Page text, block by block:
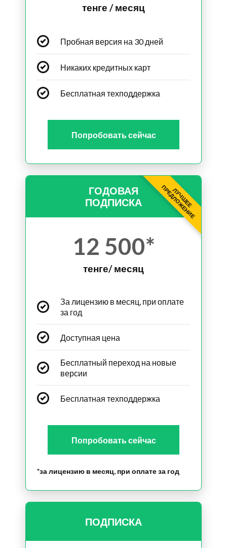
тенге / месяц
Пробная версия на 30 дней
Никаких кредитных карт
Бесплатная техподдержка
Попробовать сейчас
ГОДОВАЯ
ПОДПИСКА
ЛУЧШЕЕ
ПРЕДЛОЖЕНИЕ
12 500*
тенге/ месяц
За лицензию в месяц, при оплате
за год
Доступная цена
Бесплатный переход на новые
версии
Бесплатная техподдержка
Попробовать сейчас
*за лицензию в месяц, при оплате за год
ПОДПИСКА